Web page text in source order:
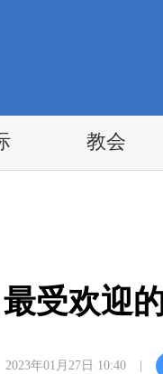
教会
受欢迎
2023年01月27日 10:40